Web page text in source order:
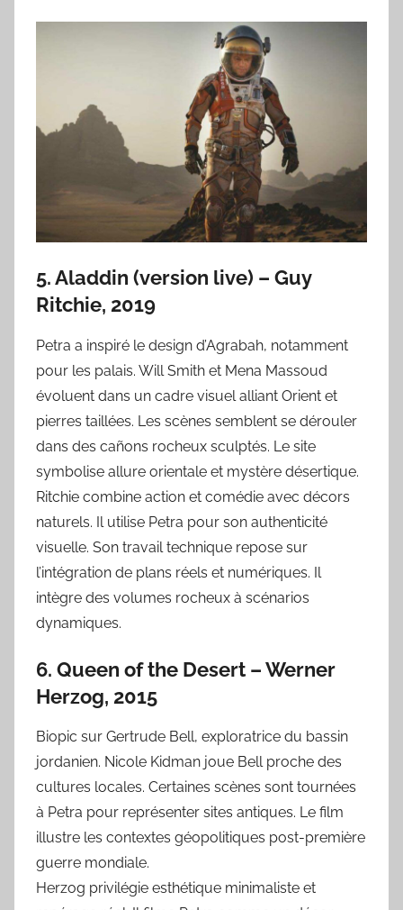
5. Aladdin (version live) – Guy
Ritchie, 2019
Petra a inspiré le design d’Agrabah, notamment
pour les palais. Will Smith et Mena Massoud
évoluent dans un cadre visuel alliant Orient et
pierres taillées. Les scènes semblent se dérouler
dans des cañons rocheux sculptés. Le site
symbolise allure orientale et mystère désertique.
Ritchie combine action et comédie avec décors
naturels. Il utilise Petra pour son authenticité
visuelle. Son travail technique repose sur
l’intégration de plans réels et numériques. Il
intègre des volumes rocheux à scénarios
dynamiques.
6. Queen of the Desert – Werner
Herzog, 2015
Biopic sur Gertrude Bell, exploratrice du bassin
jordanien. Nicole Kidman joue Bell proche des
cultures locales. Certaines scènes sont tournées
à Petra pour représenter sites antiques. Le film
illustre les contextes géopolitiques post-première
guerre mondiale.
Herzog privilégie esthétique minimaliste et